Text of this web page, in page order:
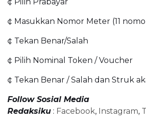
¢ Masukkan Nomor Meter (11
¢ Tekan Benar/Salah
¢ Pilih Nominal Token / Voucher
¢ Tekan Benar / Salah dan Struk
Follow Sosial Media
Redaksiku : Facebook, Instagram,